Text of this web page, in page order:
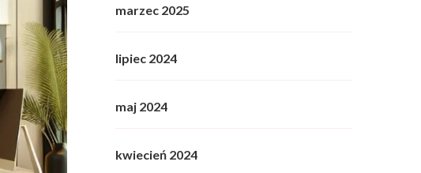
marzec 2025
lipiec 2024
maj 2024
kwiecień 2024